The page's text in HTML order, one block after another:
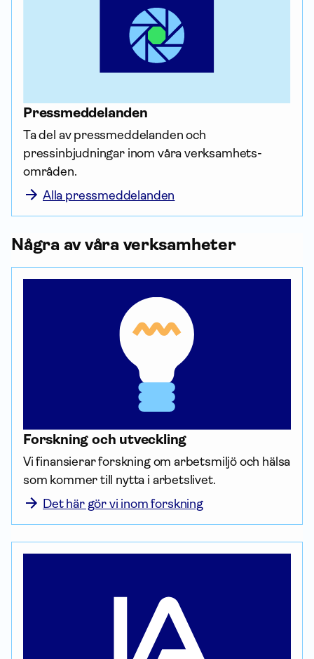
Press­meddelanden
Ta del av press­meddelanden och
pressinbjudningar inom våra verksamhets­
områden.
Alla pressmeddelanden
Några av våra verksamheter
Forskning och utveckling
Vi finansierar forskning om arbetsmiljö och hälsa
som kommer till nytta i arbetslivet.
Det här gör vi inom forskning